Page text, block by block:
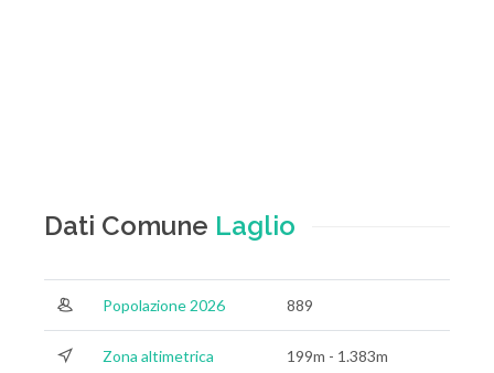
Dati Comune Laglio
Popolazione 2026 889
Zona altimetrica 199m - 1.383m